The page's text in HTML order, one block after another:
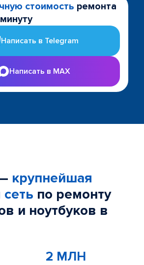
стоимость ремонта
Написать в Telegram
Написать в MAX
крупнейшая
по ремонту
и ноутбуков в
2 МЛН